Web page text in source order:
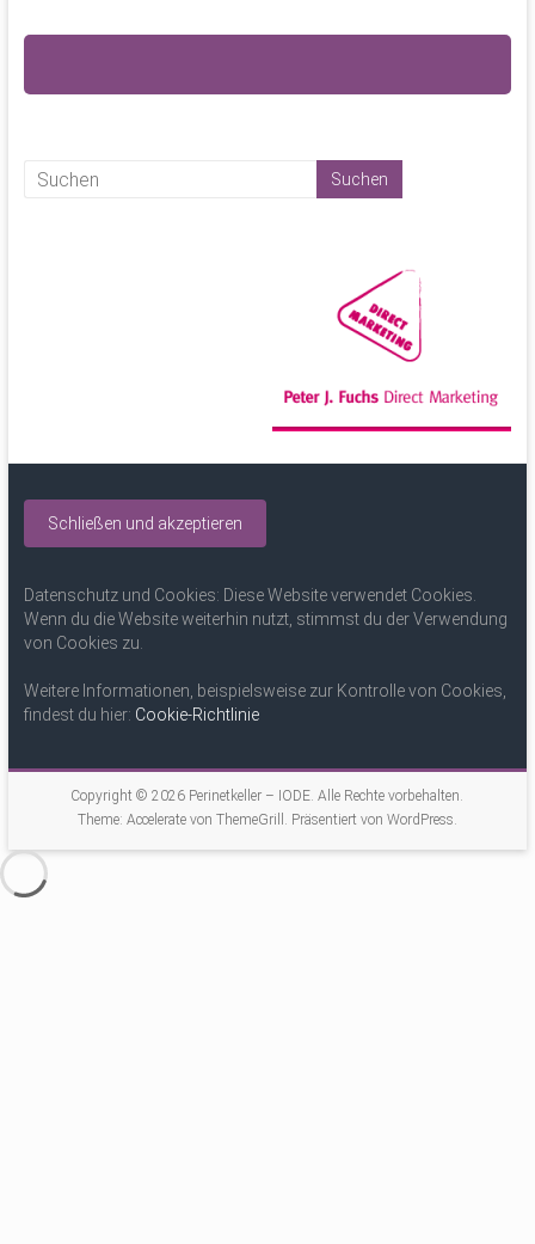
Datenschutz und Cookies: Diese Website verwendet Cookies.
Wenn du die Website weiterhin nutzt, stimmst du der Verwendung
von Cookies zu.
Weitere Informationen, beispielsweise zur Kontrolle von Cookies,
findest du hier: Cookie-Richtlinie
Copyright © 2026 Perinetkeller – IODE. Alle Rechte vorbehalten.
Theme: Acceleratevon ThemeGrill. Präsentiert von WordPress.